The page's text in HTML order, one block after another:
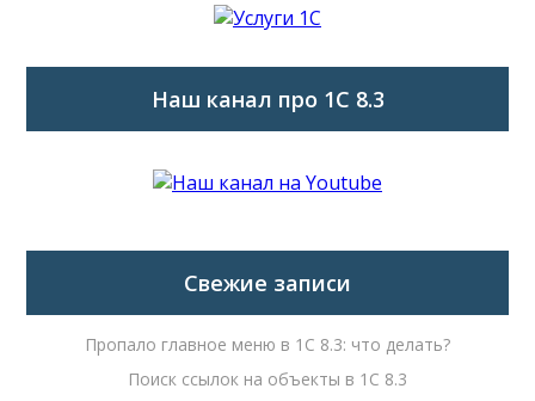
Наш канал про 1С 8.3
Свежие записи
Пропало главное меню в 1С 8.3: что делать?
Поиск ссылок на объекты в 1С 8.3